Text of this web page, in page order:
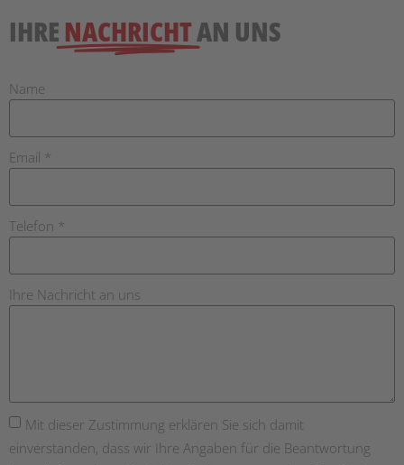
IHRENACHRICHTAN UNS
Name
Email *
Telefon *
Ihre Nachricht an uns
Mit dieser Zustimmung erklären Sie sich damit
einverstanden, dass wir Ihre Angaben für die Beantwortung